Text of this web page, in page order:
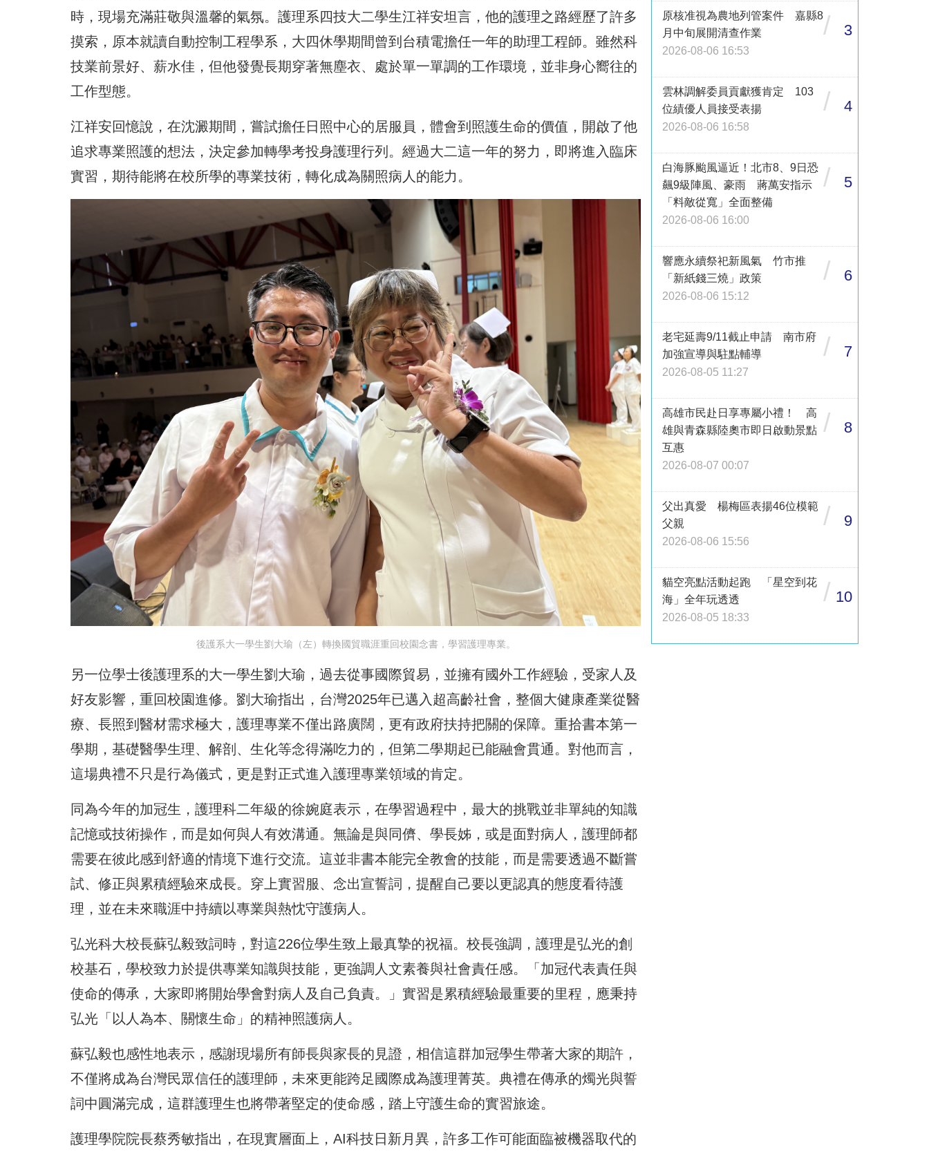
時，現場充滿莊敬與溫馨的氣氛。護理系四技大二學生江祥安坦言，他的護理之路經歷了許多
摸索，原本就讀自動控制工程學系，大四休學期間曾到台積電擔任一年的助理工程師。雖然科
技業前景好、薪水佳，但他發覺長期穿著無塵衣、處於單一單調的工作環境，並非身心嚮往的
工作型態。
江祥安回憶說，在沈澱期間，嘗試擔任日照中心的居服員，體會到照護生命的價值，開啟了他
追求專業照護的想法，決定參加轉學考投身護理行列。經過大二這一年的努力，即將進入臨床
實習，期待能將在校所學的專業技術，轉化成為關照病人的能力。
後護系大一學生劉大瑜（左）轉換國貿職涯重回校園念書，學習護理專業。
另一位學士後護理系的大一學生劉大瑜，過去從事國際貿易，並擁有國外工作經驗，受家人及
好友影響，重回校園進修。劉大瑜指出，台灣2025年已邁入超高齡社會，整個大健康產業從醫
療、長照到醫材需求極大，護理專業不僅出路廣闊，更有政府扶持把關的保障。重拾書本第一
學期，基礎醫學生理、解剖、生化等念得滿吃力的，但第二學期起已能融會貫通。對他而言，
這場典禮不只是行為儀式，更是對正式進入護理專業領域的肯定。
同為今年的加冠生，護理科二年級的徐婉庭表示，在學習過程中，最大的挑戰並非單純的知識
記憶或技術操作，而是如何與人有效溝通。無論是與同儕、學長姊，或是面對病人，護理師都
需要在彼此感到舒適的情境下進行交流。這並非書本能完全教會的技能，而是需要透過不斷嘗
試、修正與累積經驗來成長。穿上實習服、念出宣誓詞，提醒自己要以更認真的態度看待護
理，並在未來職涯中持續以專業與熱忱守護病人。
弘光科大校長蘇弘毅致詞時，對這226位學生致上最真摯的祝福。校長強調，護理是弘光的創
校基石，學校致力於提供專業知識與技能，更強調人文素養與社會責任感。「加冠代表責任與
使命的傳承，大家即將開始學會對病人及自己負責。」實習是累積經驗最重要的里程，應秉持
弘光「以人為本、關懷生命」的精神照護病人。
蘇弘毅也感性地表示，感謝現場所有師長與家長的見證，相信這群加冠學生帶著大家的期許，
不僅將成為台灣民眾信任的護理師，未來更能跨足國際成為護理菁英。典禮在傳承的燭光與誓
詞中圓滿完成，這群護理生也將帶著堅定的使命感，踏上守護生命的實習旅途。
護理學院院長蔡秀敏指出，在現實層面上，AI科技日新月異，許多工作可能面臨被機器取代的
原核准視為農地列管案件 嘉縣8
月中旬展開清查作業
2026-08-06 16:53
/ 3
雲林調解委員貢獻獲肯定 103
位績優人員接受表揚
2026-08-06 16:58
/ 4
白海豚颱風逼近！北市8、9日恐
飆9級陣風、豪雨 蔣萬安指示
「料敵從寬」全面整備
2026-08-06 16:00
/ 5
響應永續祭祀新風氣 竹市推
「新紙錢三燒」政策
2026-08-06 15:12
/ 6
老宅延壽9/11截止申請 南市府
加強宣導與駐點輔導
2026-08-05 11:27
/ 7
高雄市民赴日享專屬小禮！ 高
雄與青森縣陸奧市即日啟動景點
互惠
2026-08-07 00:07
/ 8
父出真愛 楊梅區表揚46位模範
父親
2026-08-06 15:56
/ 9
貓空亮點活動起跑 「星空到花
海」全年玩透透
2026-08-05 18:33
/ 10